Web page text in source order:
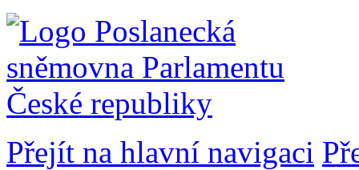
Přejít na hlavní navigaci